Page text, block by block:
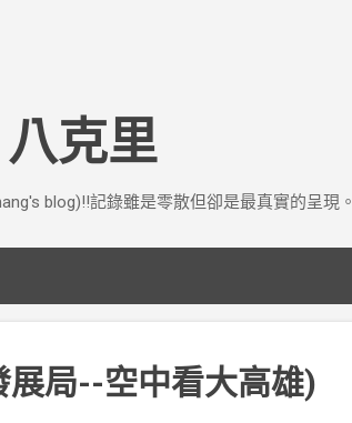
八克里
blog)!!記錄雖是零散但卻是最真實的呈現。
局--空中看大高雄)